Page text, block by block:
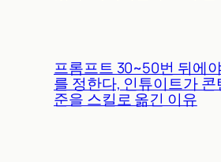
프롬프트 30~50번 뒤에
를 정한다, 인튜이트가 콘
준을 스킬로 옮긴 이유